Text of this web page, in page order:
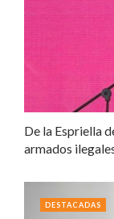
De la Espriella
armados
DESTACADAS